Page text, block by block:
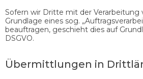
Sofern wir Dritte mit der Verarbeitung
Grundlage eines sog.
beauftragen, geschieht dies auf
DSGVO.
Übermittlungen in